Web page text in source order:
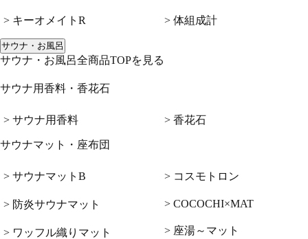
> キーオメイトR > 体組成計
サウナ・お風呂
サウナ・お風呂全商品TOPを見る
サウナ用香料・香花石
> サウナ用香料 > 香花石
サウナマット・座布団
> サウナマットB
> 防炎サウナマット
> ワッフル織りマット
> コスモトロン
> COCOCHI×MAT
> 座湯～マット